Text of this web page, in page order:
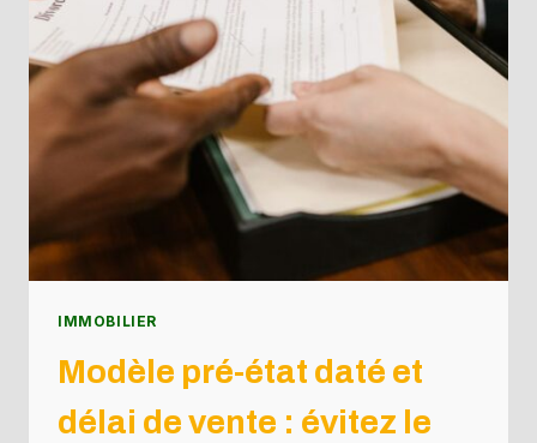
IMMOBILIER
Modèle pré-état daté et
délai de vente : évitez le